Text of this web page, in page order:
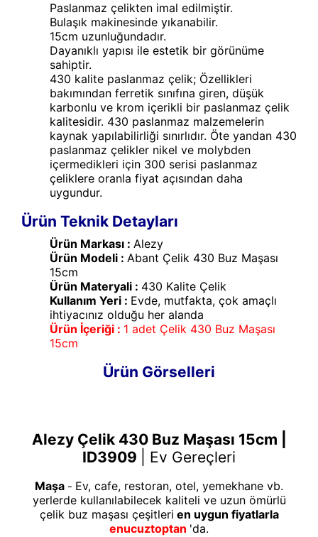
Paslanmaz çelikten imal edilmiştir.
Bulaşık makinesinde yıkanabilir.
15cm uzunluğundadır.
Dayanıklı yapısı ile estetik bir görünüme
sahiptir.
430 kalite paslanmaz çelik; Özellikleri
bakımından ferretik sınıfına giren, düşük
karbonlu ve krom içerikli bir paslanmaz çelik
kalitesidir. 430 paslanmaz malzemelerin
kaynak yapılabilirliği sınırlıdır. Öte yandan 430
paslanmaz çelikler nikel ve molybden
içermedikleri için 300 serisi paslanmaz
çeliklere oranla fiyat açısından daha
uygundur.
Ürün Teknik Detayları
Ürün Markası : Alezy
Ürün Modeli : Abant Çelik 430 Buz Maşası
15cm
Ürün Materyali : 430 Kalite Çelik
Kullanım Yeri : Evde, mutfakta, çok amaçlı
ihtiyacınız olduğu her alanda
Ürün İçeriği : 1 adet Çelik 430 Buz Maşası
15cm
Ürün Görselleri
Alezy Çelik 430 Buz Maşası 15cm |
ID3909
Ev Gereçleri
Maşa - Ev, cafe, restoran, otel, yemekhane vb.
yerlerde kullanılabilecek kaliteli ve uzun ömürlü
çelik buz maşası çeşitleri en uygun fiyatlarla
enucuztoptan 'da.